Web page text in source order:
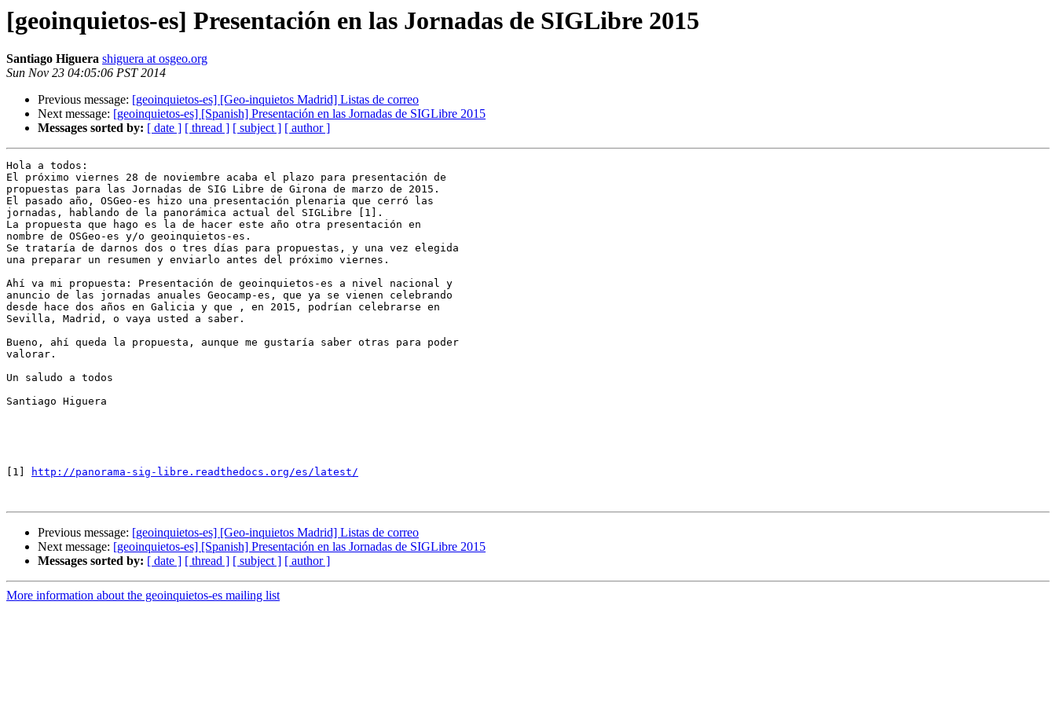
[geoinquietos-es] Presentación en las Jornadas de SIGLibre 2015
Santiago Higuera shiguera at osgeo.org
Sun Nov 23 04:05:06 PST 2014
Previous message: [geoinquietos-es] [Geo-inquietos Madrid] Listas de correo
Next message: [geoinquietos-es] [Spanish] Presentación en las Jornadas de SIGLibre 2015
Messages sorted by: [ date ] [ thread ] [ subject ] [ author ]
Hola a todos:
El próximo viernes 28 de noviembre acaba el plazo para presentación de
propuestas para las Jornadas de SIG Libre de Girona de marzo de 2015.
El pasado año, OSGeo-es hizo una presentación plenaria que cerró las
jornadas, hablando de la panorámica actual del SIGLibre [1].
La propuesta que hago es la de hacer este año otra presentación en
nombre de OSGeo-es y/o geoinquietos-es.
Se trataría de darnos dos o tres días para propuestas, y una vez elegida
una preparar un resumen y enviarlo antes del próximo viernes.
Ahí va mi propuesta: Presentación de geoinquietos-es a nivel nacional y
anuncio de las jornadas anuales Geocamp-es, que ya se vienen celebrando
desde hace dos años en Galicia y que , en 2015, podrían celebrarse en
Sevilla, Madrid, o vaya usted a saber.
Bueno, ahí queda la propuesta, aunque me gustaría saber otras para poder
valorar.
Un saludo a todos
Santiago Higuera
[1] http://panorama-sig-libre.readthedocs.org/es/latest/
Previous message: [geoinquietos-es] [Geo-inquietos Madrid] Listas de correo
Next message: [geoinquietos-es] [Spanish] Presentación en las Jornadas de SIGLibre 2015
Messages sorted by: [ date ] [ thread ] [ subject ] [ author ]
More information about the geoinquietos-es mailing list